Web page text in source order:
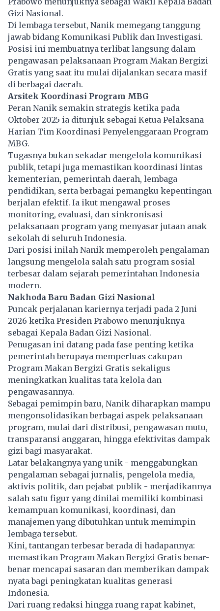
Gizi Nasional.
Di lembaga tersebut, Nanik memegang tanggung
jawab bidang Komunikasi Publik dan Investigasi.
Posisi ini membuatnya terlibat langsung dalam
pengawasan pelaksanaan Program Makan Bergizi
Gratis yang saat itu mulai dijalankan secara masif
di berbagai daerah.
Arsitek Koordinasi Program MBG
Peran Nanik semakin strategis ketika pada
Oktober 2025 ia ditunjuk sebagai Ketua Pelaksana
Harian Tim Koordinasi Penyelenggaraan Program
MBG.
Tugasnya bukan sekadar mengelola komunikasi
publik, tetapi juga memastikan koordinasi lintas
kementerian, pemerintah daerah, lembaga
pendidikan, serta berbagai pemangku kepentingan
berjalan efektif. Ia ikut mengawal proses
monitoring, evaluasi, dan sinkronisasi
pelaksanaan program yang menyasar jutaan anak
sekolah di seluruh Indonesia.
Dari posisi inilah Nanik memperoleh pengalaman
langsung mengelola salah satu program sosial
terbesar dalam sejarah pemerintahan Indonesia
modern.
Nakhoda Baru Badan Gizi Nasional
Puncak perjalanan kariernya terjadi pada 2 Juni
2026 ketika Presiden Prabowo menunjuknya
sebagai Kepala Badan Gizi Nasional.
Penugasan ini datang pada fase penting ketika
pemerintah berupaya memperluas cakupan
Program Makan Bergizi Gratis sekaligus
meningkatkan kualitas tata kelola dan
pengawasannya.
Sebagai pemimpin baru, Nanik diharapkan mampu
mengonsolidasikan berbagai aspek pelaksanaan
program, mulai dari distribusi, pengawasan mutu,
transparansi anggaran, hingga efektivitas dampak
gizi bagi masyarakat.
Latar belakangnya yang unik - menggabungkan
pengalaman sebagai jurnalis, pengelola media,
aktivis politik, dan pejabat publik - menjadikannya
salah satu figur yang dinilai memiliki kombinasi
kemampuan komunikasi, koordinasi, dan
manajemen yang dibutuhkan untuk memimpin
lembaga tersebut.
Kini, tantangan terbesar berada di hadapannya:
memastikan Program Makan Bergizi Gratis benar-
benar mencapai sasaran dan memberikan dampak
nyata bagi peningkatan kualitas generasi
Indonesia.
Dari ruang redaksi hingga ruang rapat kabinet,